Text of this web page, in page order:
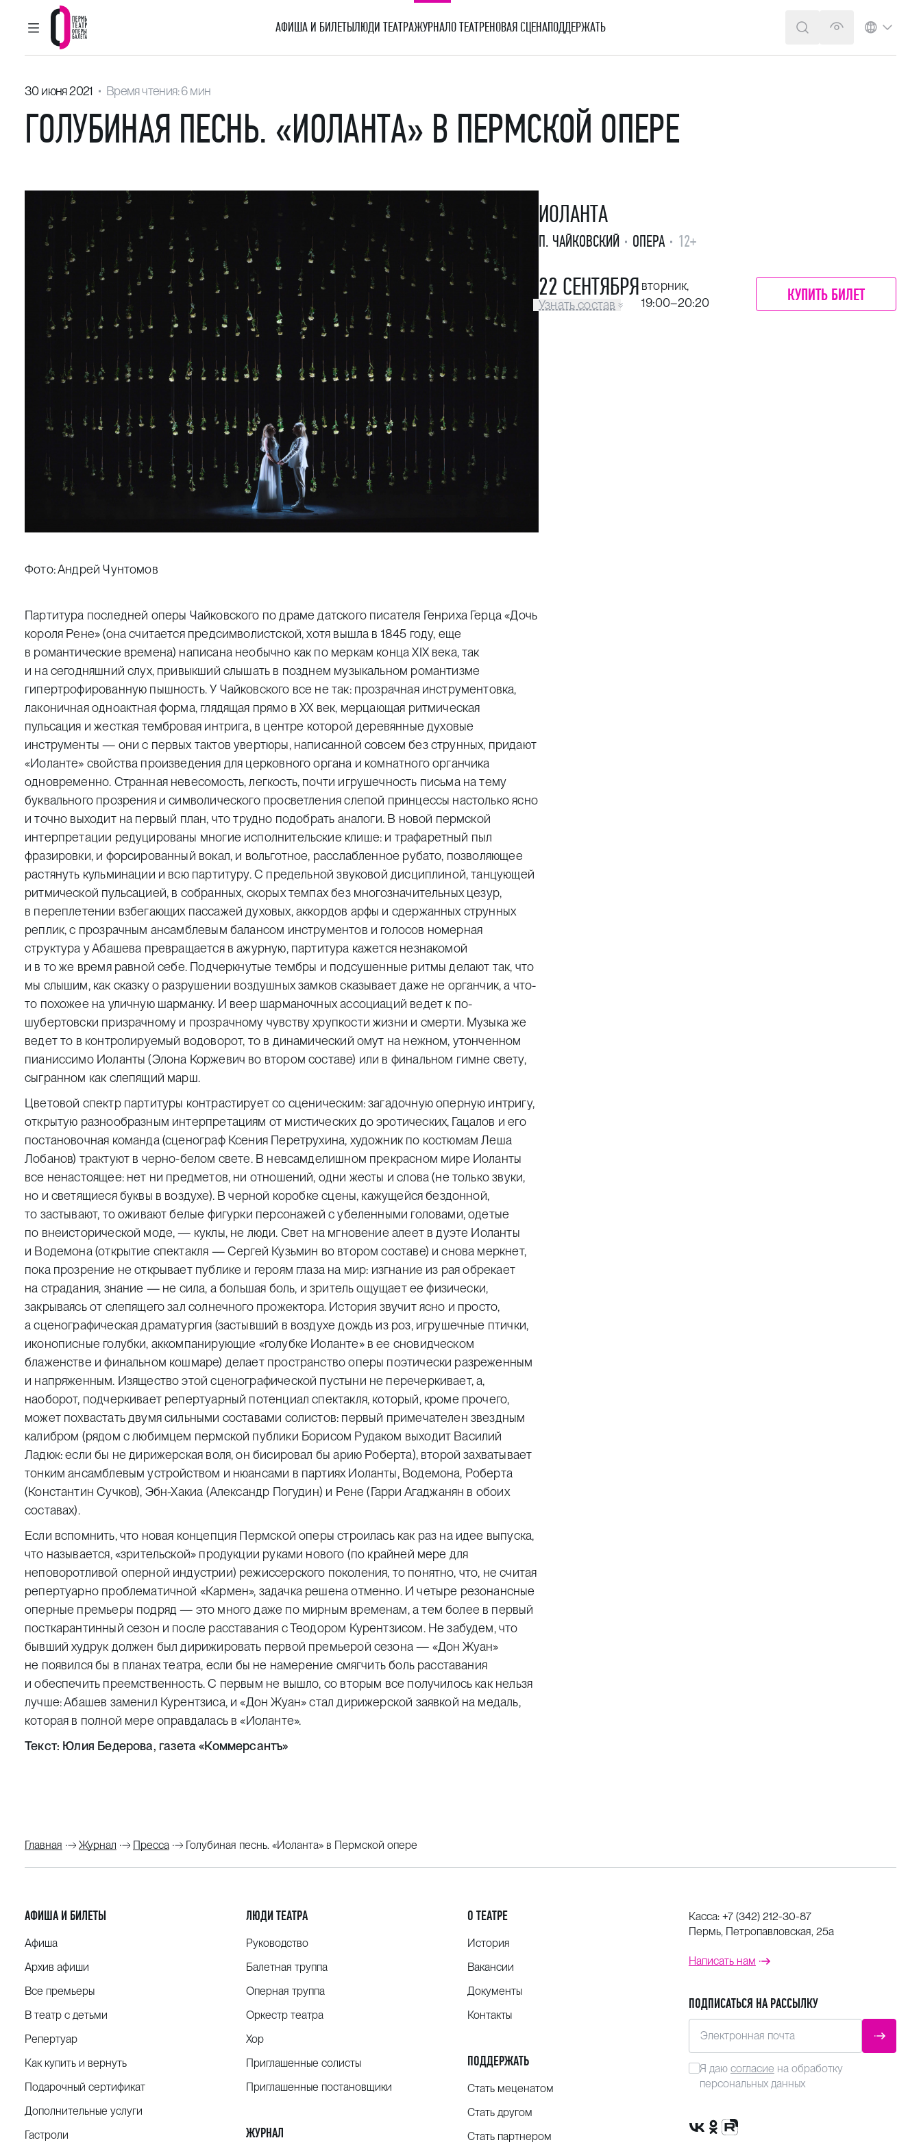
ГЛАВНОЕ МЕНЮ
Пермский театр оперы и балета
АФИША И БИЛЕТЫЛЮДИ ТЕАТРАЖУРНАЛО ТЕАТРЕНОВАЯ СЦЕНАПОДДЕРЖАТЬ ПОИСКВЕРСИЯ ДЛЯ
ЯЗЫК
30 июня 2021 Время чтения: 6 мин
ГОЛУБИНАЯ ПЕСНЬ. «ИОЛАНТА» В ПЕРМСКОЙ ОПЕРЕ
Фото: Андрей Чунтомов
Партитура последней оперы Чайковского по драме датского писателя Генриха Герца «Дочь
короля Рене» (она считается предсимволистской, хотя вышла в 1845 году, еще
в романтические времена) написана необычно как по меркам конца XIX века, так
и на сегодняшний слух, привыкший слышать в позднем музыкальном романтизме
гипертрофированную пышность. У Чайковского все не так: прозрачная инструментовка,
лаконичная одноактная форма, глядящая прямо в XX век, мерцающая ритмическая
пульсация и жесткая тембровая интрига, в центре которой деревянные духовые
инструменты — они с первых тактов увертюры, написанной совсем без струнных, придают
«Иоланте» свойства произведения для церковного органа и комнатного органчика
одновременно. Странная невесомость, легкость, почти игрушечность письма на тему
буквального прозрения и символического просветления слепой принцессы настолько ясно
и точно выходит на первый план, что трудно подобрать аналоги. В новой пермской
интерпретации редуцированы многие исполнительские клише: и трафаретный пыл
фразировки, и форсированный вокал, и вольготное, расслабленное рубато, позволяющее
растянуть кульминации и всю партитуру. С предельной звуковой дисциплиной, танцующей
ритмической пульсацией, в собранных, скорых темпах без многозначительных цезур,
в переплетении взбегающих пассажей духовых, аккордов арфы и сдержанных струнных
реплик, с прозрачным ансамблевым балансом инструментов и голосов номерная
структура у Абашева превращается в ажурную, партитура кажется незнакомой
и в то же время равной себе. Подчеркнутые тембры и подсушенные ритмы делают так, что
мы слышим, как сказку о разрушении воздушных замков сказывает даже не органчик, а что-
то похожее на уличную шарманку. И веер шарманочных ассоциаций ведет к по-
шубертовски призрачному и прозрачному чувству хрупкости жизни и смерти. Музыка же
ведет то в контролируемый водоворот, то в динамический омут на нежном, утонченном
пианиссимо Иоланты (Элона Коржевич во втором составе) или в финальном гимне свету,
сыгранном как слепящий марш.
Цветовой спектр партитуры контрастирует со сценическим: загадочную оперную интригу,
открытую разнообразным интерпретациям от мистических до эротических, Гацалов и его
постановочная команда (сценограф Ксения Перетрухина, художник по костюмам Леша
Лобанов) трактуют в черно-белом свете. В невсамделишном прекрасном мире Иоланты
все ненастоящее: нет ни предметов, ни отношений, одни жесты и слова (не только звуки,
но и светящиеся буквы в воздухе). В черной коробке сцены, кажущейся бездонной,
то застывают, то оживают белые фигурки персонажей с убеленными головами, одетые
по внеисторической моде, — куклы, не люди. Свет на мгновение алеет в дуэте Иоланты
и Водемона (открытие спектакля — Сергей Кузьмин во втором составе) и снова меркнет,
пока прозрение не открывает публике и героям глаза на мир: изгнание из рая обрекает
на страдания, знание — не сила, а большая боль, и зритель ощущает ее физически,
закрываясь от слепящего зал солнечного прожектора. История звучит ясно и просто,
а сценографическая драматургия (застывший в воздухе дождь из роз, игрушечные птички,
иконописные голубки, аккомпанирующие «голубке Иоланте» в ее сновидческом
блаженстве и финальном кошмаре) делает пространство оперы поэтически разреженным
и напряженным. Изящество этой сценографической пустыни не перечеркивает, а,
наоборот, подчеркивает репертуарный потенциал спектакля, который, кроме прочего,
может похвастать двумя сильными составами солистов: первый примечателен звездным
калибром (рядом с любимцем пермской публики Борисом Рудаком выходит Василий
Ладюк: если бы не дирижерская воля, он бисировал бы арию Роберта), второй захватывает
тонким ансамблевым устройством и нюансами в партиях Иоланты, Водемона, Роберта
(Константин Сучков), Эбн-Хакиа (Александр Погудин) и Рене (Гарри Агаджанян в обоих
составах).
Если вспомнить, что новая концепция Пермской оперы строилась как раз на идее выпуска,
что называется, «зрительской» продукции руками нового (по крайней мере для
неповоротливой оперной индустрии) режиссерского поколения, то понятно, что, не считая
репертуарно проблематичной «Кармен», задачка решена отменно. И четыре резонансные
оперные премьеры подряд — это много даже по мирным временам, а тем более в первый
посткарантинный сезон и после расставания с Теодором Курентзисом. Не забудем, что
бывший худрук должен был дирижировать первой премьерой сезона — «Дон Жуан»
не появился бы в планах театра, если бы не намерение смягчить боль расставания
и обеспечить преемственность. С первым не вышло, со вторым все получилось как нельзя
лучше: Абашев заменил Курентзиса, и «Дон Жуан» стал дирижерской заявкой на медаль,
которая в полной мере оправдалась в «Иоланте».
Текст: Юлия Бедерова, газета «Коммерсантъ»
ИОЛАНТА
П. ЧАЙКОВСКИЙ ОПЕРА 12+
22 СЕНТЯБРЯ
Узнать состав
вторник,
19:00–20:20
КУПИТЬ БИЛЕТ
Главная Журнал Пресса Голубиная песнь. «Иоланта» в Пермской опере
АФИША И БИЛЕТЫ
Афиша
Архив афиши
Все премьеры
В театр с детьми
Репертуар
Как купить и вернуть
Подарочный сертификат
Дополнительные услуги
Гастроли
ЛЮДИ ТЕАТРА
Руководство
Балетная труппа
Оперная труппа
Оркестр театра
Хор
Приглашенные солисты
Приглашенные постановщики
ЖУРНАЛ
О ТЕАТРЕ
История
Вакансии
Документы
Контакты
ПОДДЕРЖАТЬ
Стать меценатом
Стать другом
Стать партнером
Касса: +7 (342) 212-30-87
Пермь, Петропавловская, 25а
Написать нам
ПОДПИСАТЬСЯ НА РАССЫЛКУ
Электронная почта
Я даю согласие на обработку
персональных данных
Сообщество VK
Группа в одноклассниках
Канал Rutube